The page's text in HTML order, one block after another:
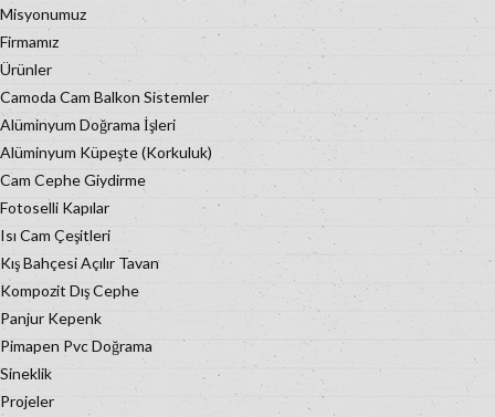
Misyonumuz
Firmamız
Ürünler
Camoda Cam Balkon Sistemler
Alüminyum Doğrama İşleri
Alüminyum Küpeşte (Korkuluk)
Cam Cephe Giydirme
Fotoselli Kapılar
Isı Cam Çeşitleri
Kış Bahçesi Açılır Tavan
Kompozit Dış Cephe
Panjur Kepenk
Pimapen Pvc Doğrama
Sineklik
Projeler